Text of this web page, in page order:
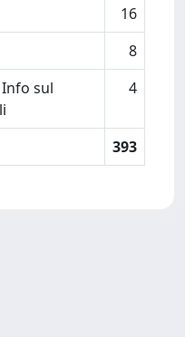
16
8
sul
4
393